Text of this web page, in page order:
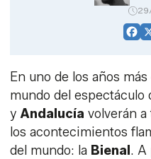
En uno de los años
mundo del
yAndalucía volverán
los acontecimientos
del mundo: la Bienal. A